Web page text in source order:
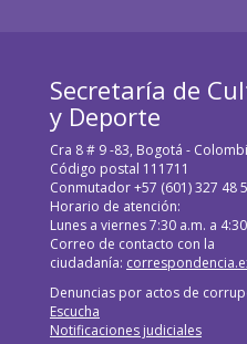
Secretaría de
y Deporte
Cra 8 # 9 -83, Bogotá -
Código postal 111711
Conmutador +57 (601) 327 48
Horario de atención:
Lunes a viernes 7:30 a.m. a
Correo de contacto con la
ciudadanía:
Denuncias por actos de
Escucha
Notificaciones judiciales